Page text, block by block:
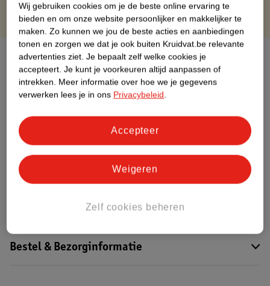
Over dit product
Productinformatie
Etiketinformatie
Nature Impact Score
Dit product heeft (nog) geen Nature
Impact Score.
Bestel & Bezorginformatie
Wij gebruiken cookies om je de beste online ervaring te
bieden en om onze website persoonlijker en makkelijker te
maken. Zo kunnen we jou de beste acties en aanbiedingen
tonen en zorgen we dat je ook buiten Kruidvat.be relevante
advertenties ziet. Je bepaalt zelf welke cookies je
accepteert. Je kunt je voorkeuren altijd aanpassen of
intrekken. Meer informatie over hoe we je gegevens
verwerken lees je in ons Privacybeleid.
Zelf cookies beheren
Weigeren
Accepteer